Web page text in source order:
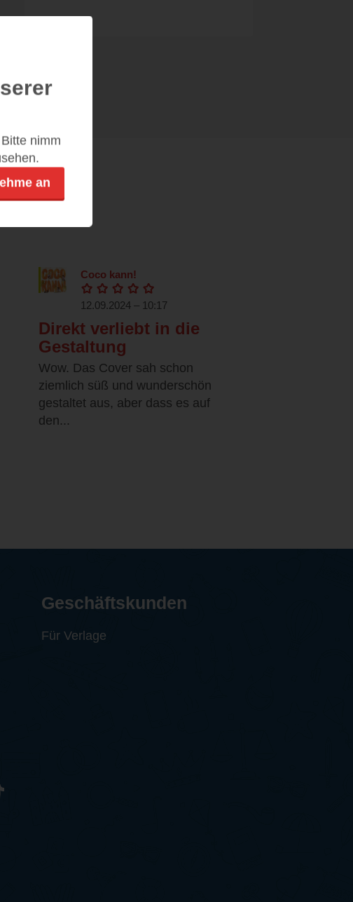
Coco kann!
12.09.2024 – 10:17
Direkt verliebt in die
Gestaltung
Wow. Das Cover sah schon
ziemlich süß und wunderschön
gestaltet aus, aber dass es auf
den...
nimm
an
Geschäftskunden
Für Verlage